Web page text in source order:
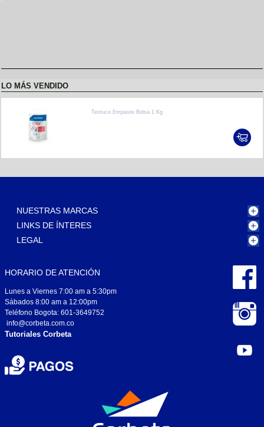
LO MÁS VENDIDO
Textuco Empaste Bolsa 1 Kg
NUESTRAS MARCAS
LINKS DE ÍNTERES
LEGAL
HORARIO DE ATENCIÓN
Lunes a Viernes 7:00 am a 5:30pm
Sábados 8:00 am a 12:00pm
Teléfono Bogota: 601-3649752
info@corbeta.com.co
Tutoriales Corbeta